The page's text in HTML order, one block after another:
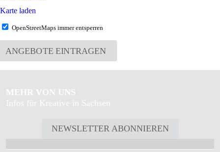
Karte laden
OpenStreetMaps immer entsperren
ANGEBOTE EINTRAGEN
MEHR VON UNS
Infos für Kreative in Sachsen
NEWSLETTER ABONNIEREN